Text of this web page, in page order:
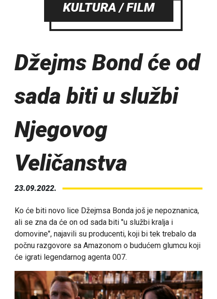
KULTURA / FILM
Džejms Bond će od
sada biti u službi
Njegovog
Veličanstva
23.09.2022.
Ko će biti novo lice Džejmsa Bonda još je nepoznanica,
ali se zna da će on od sada biti "u službi kralja i
domovine", najavili su producenti, koji bi tek trebalo da
počnu razgovore sa Amazonom o budućem glumcu koji
će igrati legendarnog agenta 007.